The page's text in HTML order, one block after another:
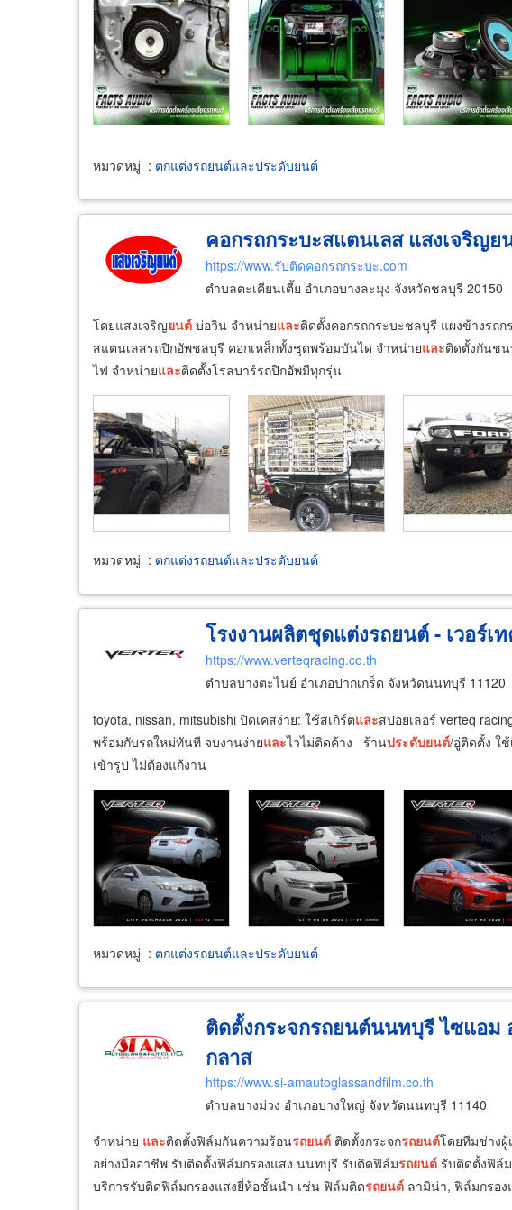
หมวดหมู่ : ตกแต่งรถยนต์และประดับยนต์
คอกรถกระบะสแตนเลส แสงเจริญย
https://www.รับติดคอกรถกระบะ.com
ตำบลตะเคียนเตี้ย อำเภอบางละมุง จังหวัดชลบุรี 20150
โดยแสงเจริญยนต์ บ่อวิน จำหน่ายและติดตั้งคอกรถกระบะชลบุรี แผงข้างรถ
สแตนเลสรถปิกอัพชลบุรี คอกเหล็กทั้งชุดพร้อมบันได จำหน่ายและติดตั้งกันช
ไฟ จำหน่ายและติดตั้งโรลบาร์รถปิกอัพมีทุกรุ่น
หมวดหมู่ : ตกแต่งรถยนต์และประดับยนต์
โรงงานผลิตชุดแต่งรถยนต์ - เวอร์เ
https://www.verteqracing.co.th
ตำบลบางตะไนย์ อำเภอปากเกร็ด จังหวัดนนทบุรี 11120
toyota, nissan, mitsubishi ปิดเคสง่าย: ใช้สเกิร์ตและสปอยเลอร์ verteq
พร้อมกับรถใหม่ทันที จบงานง่ายและไวไม่ติดค้าง ร้านประดับยนต์/อู่ติดตั้ง ใ
เข้ารูป ไม่ต้องแก้งาน
หมวดหมู่ : ตกแต่งรถยนต์และประดับยนต์
ติดตั้งกระจกรถยนต์นนทบุรี ไซแอม
กลาส
https://www.si-amautoglassandfilm.co.th
ตำบลบางม่วง อำเภอบางใหญ่ จังหวัดนนทบุรี 11140
จำหน่าย และติดตั้งฟิล์มกันความร้อนรถยนต์ ติดตั้งกระจกรถยนต์โดยทีมช่าง
อย่างมืออาชีพ รับติดตั้งฟิล์มกรองแสง นนทบุรี รับติดฟิล์มรถยนต์ รับติดตั้งฟิล์
บริการรับติดฟิล์มกรองแสงยี่ห้อชั้นนำ เช่น ฟิล์มติดรถยนต์ ลามิน่า, ฟิล์มกรอง